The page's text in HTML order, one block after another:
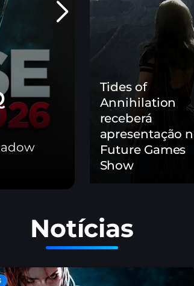
GTA 6
na
Rockstar
chegará ao
Tides of
Annihilation
receberá
apresentação
Future Games
Show
Notícias